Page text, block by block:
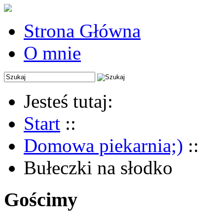
Strona Główna
O mnie
Jesteś tutaj:
Start ::
Domowa piekarnia;) ::
Bułeczki na słodko
Gościmy